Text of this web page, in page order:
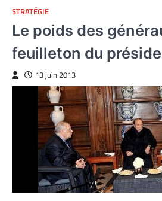
STRATÉGIE
Le poids des
feuilleton du
13 juin 2013